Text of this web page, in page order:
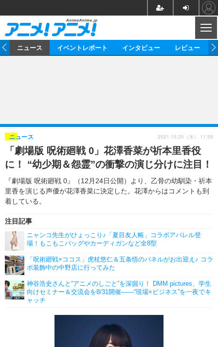
ゲーム グッズ
イベント 海外
海外イベント ビジネス
俳優・タレント アーティスト
ビジネス
アニメ 実写
書評 イベント
ゲーム 座談会
動画
アニメ！アニメ！TV ABEMA Cafe
ニュース イベントレポート インタビュー レビュー
「劇場版 呪術廻戦 0」花澤香菜が祈本里香役
に！ “幼少期＆怨霊”の衝撃の演じ分けに注目！
『劇場版 呪術廻戦 0』（12月24日公開）より、乙骨の幼馴染・祈本
里香を演じる声優が花澤香菜に決定した。花澤からはコメントも到
着している。
ニュース
注目記事
ニャンコ先生がひょっこり♪「夏目友人帳」コラボアパレル登
場！もこもこバッグやカーディガンなど全8型
「呪術廻戦×ココス」虎杖悠仁＆五条悟のパネルがお出迎え♪ コラ
ボ装飾中の中野店に行ってみた
神谷浩史さんと“アニメのしごと”を深掘り！ DMM pictures、学生
向けセミナー＆交流会を8/31開催――“現場×ビジネス”を一夜でキ
ャッチ
2021.10.20（水） 11:59